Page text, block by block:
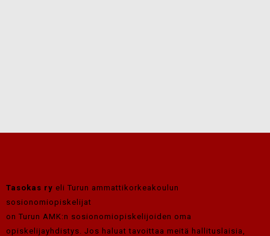
Tasokas ry eli Turun ammattikorkeakoulun
sosionomiopiskelijat
on Turun AMK:n sosionomiopiskelijoiden oma
opiskelijayhdistys. Jos haluat tavoittaa meitä hallituslaisia,